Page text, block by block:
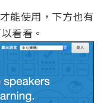
能使用，下方也有
看看。